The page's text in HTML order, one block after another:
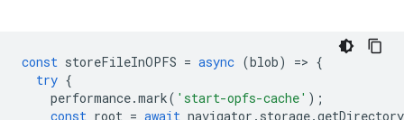
const storeFileInOPFS = async (blob) => {
try {
performance.mark( 'start-opfs-cache' );
const root = await navigator . storage.getDirectory